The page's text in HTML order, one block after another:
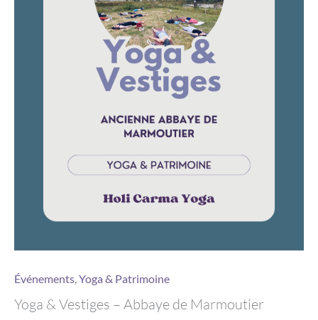
Événements,Yoga & Patrimoine
Yoga & Vestiges – Abbaye de Marmoutier